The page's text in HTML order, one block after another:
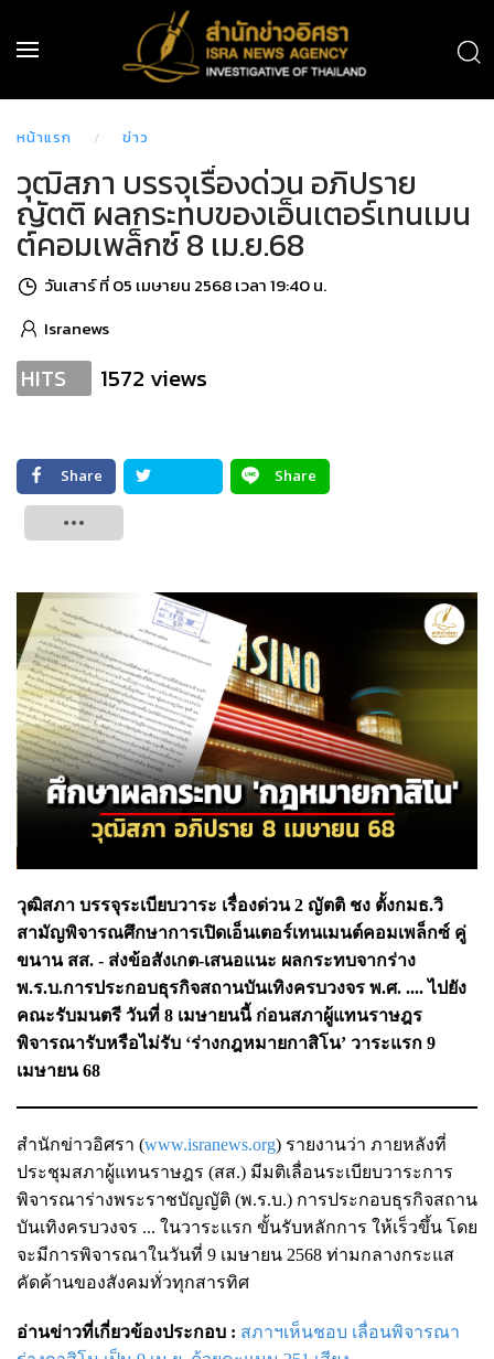
หน้าแรก ข่าว
วุฒิสภา บรรจุเรื่องด่วน อภิปราย
ญัตติ ผลกระทบของเอ็นเตอร์เทนเมน
ต์คอมเพล็กซ์ 8 เม.ย.68
วันเสาร์ ที่ 05 เมษายน 2568 เวลา 19:40 น.
Isranews
HITS 1572 views
Share
Share
วุฒิสภา บรรจุระเบียบวาระ เรื่องด่วน 2 ญัตติ ชง ตั้งกมธ.วิ
สามัญพิจารณศึกษาการเปิดเอ็นเตอร์เทนเมนต์คอมเพล็กซ์ คู่
ขนาน สส. - ส่งข้อสังเกต-เสนอแนะ ผลกระทบจากร่าง
พ.ร.บ.การประกอบธุรกิจสถานบันเทิงครบวงจร พ.ศ. .... ไปยัง
คณะรับมนตรี วันที่ 8 เมษายนนี้ ก่อนสภาผู้แทนราษฎร
พิจารณารับหรือไม่รับ ‘ร่างกฎหมายกาสิโน’ วาระแรก 9
เมษายน 68
สำนักข่าวอิศรา (www.isranews.org) รายงานว่า ภายหลังที่
ประชุมสภาผู้แทนราษฎร (สส.) มีมติเลื่อนระเบียบวาระการ
พิจารณาร่างพระราชบัญญัติ (พ.ร.บ.) การประกอบธุรกิจสถาน
บันเทิงครบวงจร ... ในวาระแรก ขั้นรับหลักการ ให้เร็วขึ้น โดย
จะมีการพิจารณาในวันที่ 9 เมษายน 2568 ท่ามกลางกระแส
คัดค้านของสังคมทั่วทุกสารทิศ
อ่านข่าวที่เกี่ยวข้องประกอบ : สภาฯเห็นชอบ เลื่อนพิจารณา